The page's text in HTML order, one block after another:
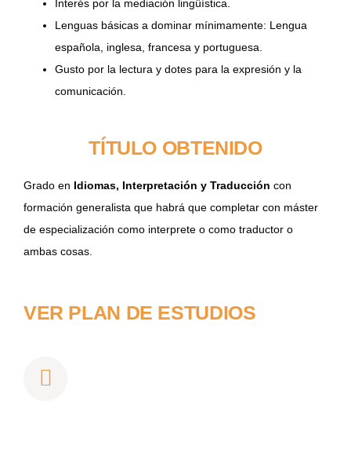
Interés por la mediación lingüística.
Lenguas básicas a dominar mínimamente: Lengua
española, inglesa, francesa y portuguesa.
Gusto por la lectura y dotes para la expresión y la
comunicación.
TÍTULO OBTENIDO
Grado en Idiomas, Interpretación y Traducción con
formación generalista que habrá que completar con máster
de especialización como interprete o como traductor o
ambas cosas.
VER PLAN DE ESTUDIOS